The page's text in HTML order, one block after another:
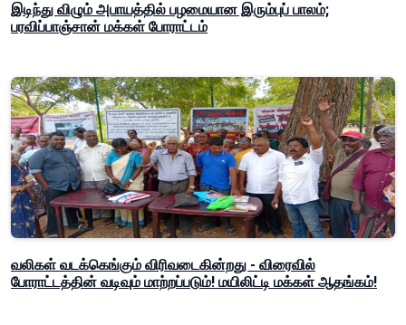
இடிந்து விழும் அபாயத்தில் பழமையான இரும்புப் பாலம்;
பரவிப்பாஞ்சான் மக்கள் போராட்டம்
வலிகள் வடக்கெங்கும் விரிவடைகின்றது - விரைவில்
போராட்டத்தின் வடிவும் மாற்றப்படும்! மயிலிட்டி மக்கள் ஆதங்கம்!